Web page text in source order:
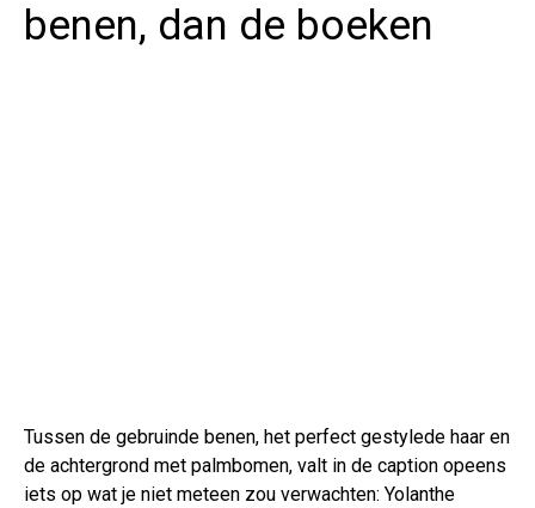
benen, dan de boeken
Tussen de gebruinde benen, het perfect gestylede haar en
de achtergrond met palmbomen, valt in de caption opeens
iets op wat je niet meteen zou verwachten: Yolanthe